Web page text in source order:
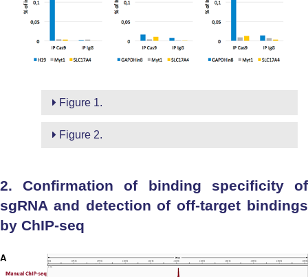
Figure 1.
Figure 2.
2. Confirmation of binding specificity of
sgRNA and detection of off-target bindings
by ChIP-seq